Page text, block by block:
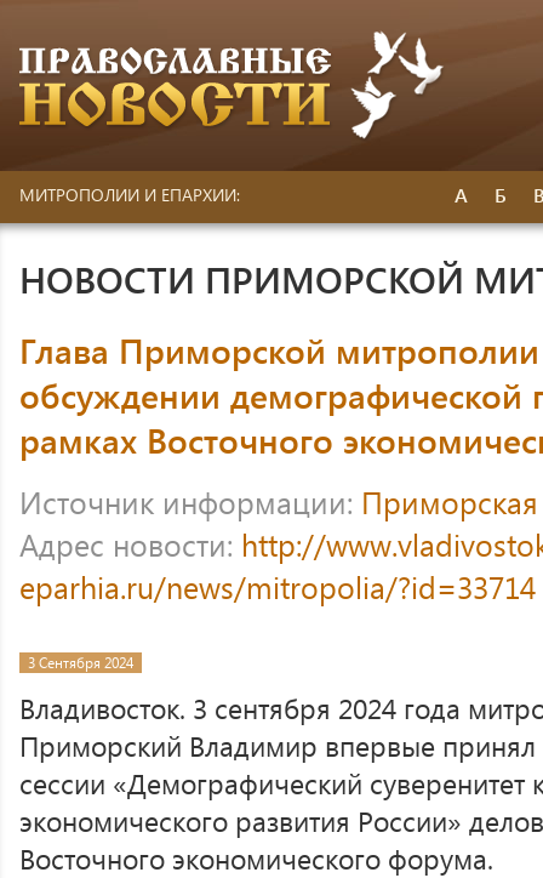
МИТРОПОЛИИ И ЕПАРХИИ: А Б
НОВОСТИ ПРИМОРСКОЙ
Глава Приморской
обсуждении демографической
рамках Восточного
Источник информации:
Адрес новости: http://
eparhia.ru/news/mitropolia/?id=33714
3 Сентября 2024
Владивосток. 3 сентября 2024 года
Приморский Владимир впервые принял
сессии «Демографический суверенитет
экономического развития России»
Восточного экономического форума.